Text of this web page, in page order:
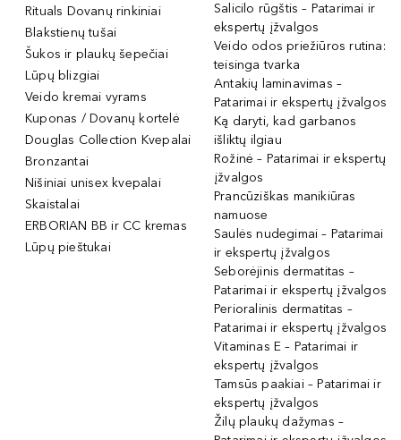
Rituals Dovanų rinkiniai
Blakstienų tušai
Šukos ir plaukų šepečiai
Lūpų blizgiai
Veido kremai vyrams
Kuponas / Dovanų kortelė
Douglas Collection Kvepalai
Bronzantai
Nišiniai unisex kvepalai
Skaistalai
ERBORIAN BB ir CC kremas
Lūpų pieštukai
Salicilo rūgštis – Patarimai ir
ekspertų įžvalgos
Veido odos priežiūros rutina:
teisinga tvarka
Antakių laminavimas –
Patarimai ir ekspertų įžvalgos
Ką daryti, kad garbanos
išliktų ilgiau
Rožinė – Patarimai ir ekspertų
įžvalgos
Prancūziškas manikiūras
namuose
Saulės nudegimai – Patarimai
ir ekspertų įžvalgos
Seborėjinis dermatitas –
Patarimai ir ekspertų įžvalgos
Perioralinis dermatitas –
Patarimai ir ekspertų įžvalgos
Vitaminas E – Patarimai ir
ekspertų įžvalgos
Tamsūs paakiai – Patarimai ir
ekspertų įžvalgos
Žilų plaukų dažymas –